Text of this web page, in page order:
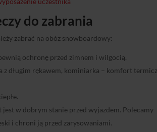
do zabrania
zabrać na obóz snowboardowy:
ochronę przed zimnem i wilgocią.
z długim rękawem, kominiarka – komfort
w dobrym stanie przed wyjazdem. Polecamy
i chroni ją przed zarysowaniami.